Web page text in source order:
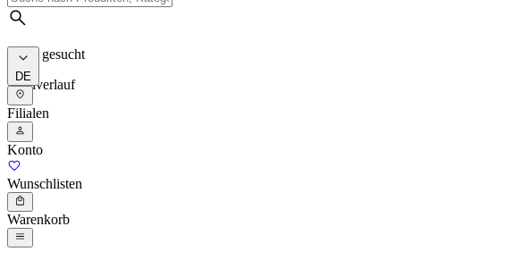
Meist gesucht
Suchverlauf
DE
Filialen
Konto
Wunschlisten
Warenkorb